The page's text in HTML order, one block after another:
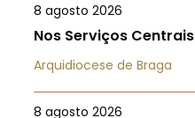
8 agosto 2026
Nos Serviços Centrais
Arquidiocese de Braga
8 agosto 2026